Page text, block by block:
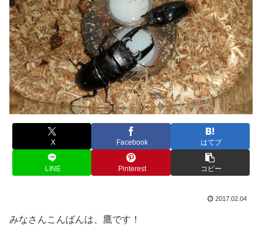
X Facebook はてブ
LINE Pinterest コピー
2017.02.04
みなさんこんばんは、鷹です！